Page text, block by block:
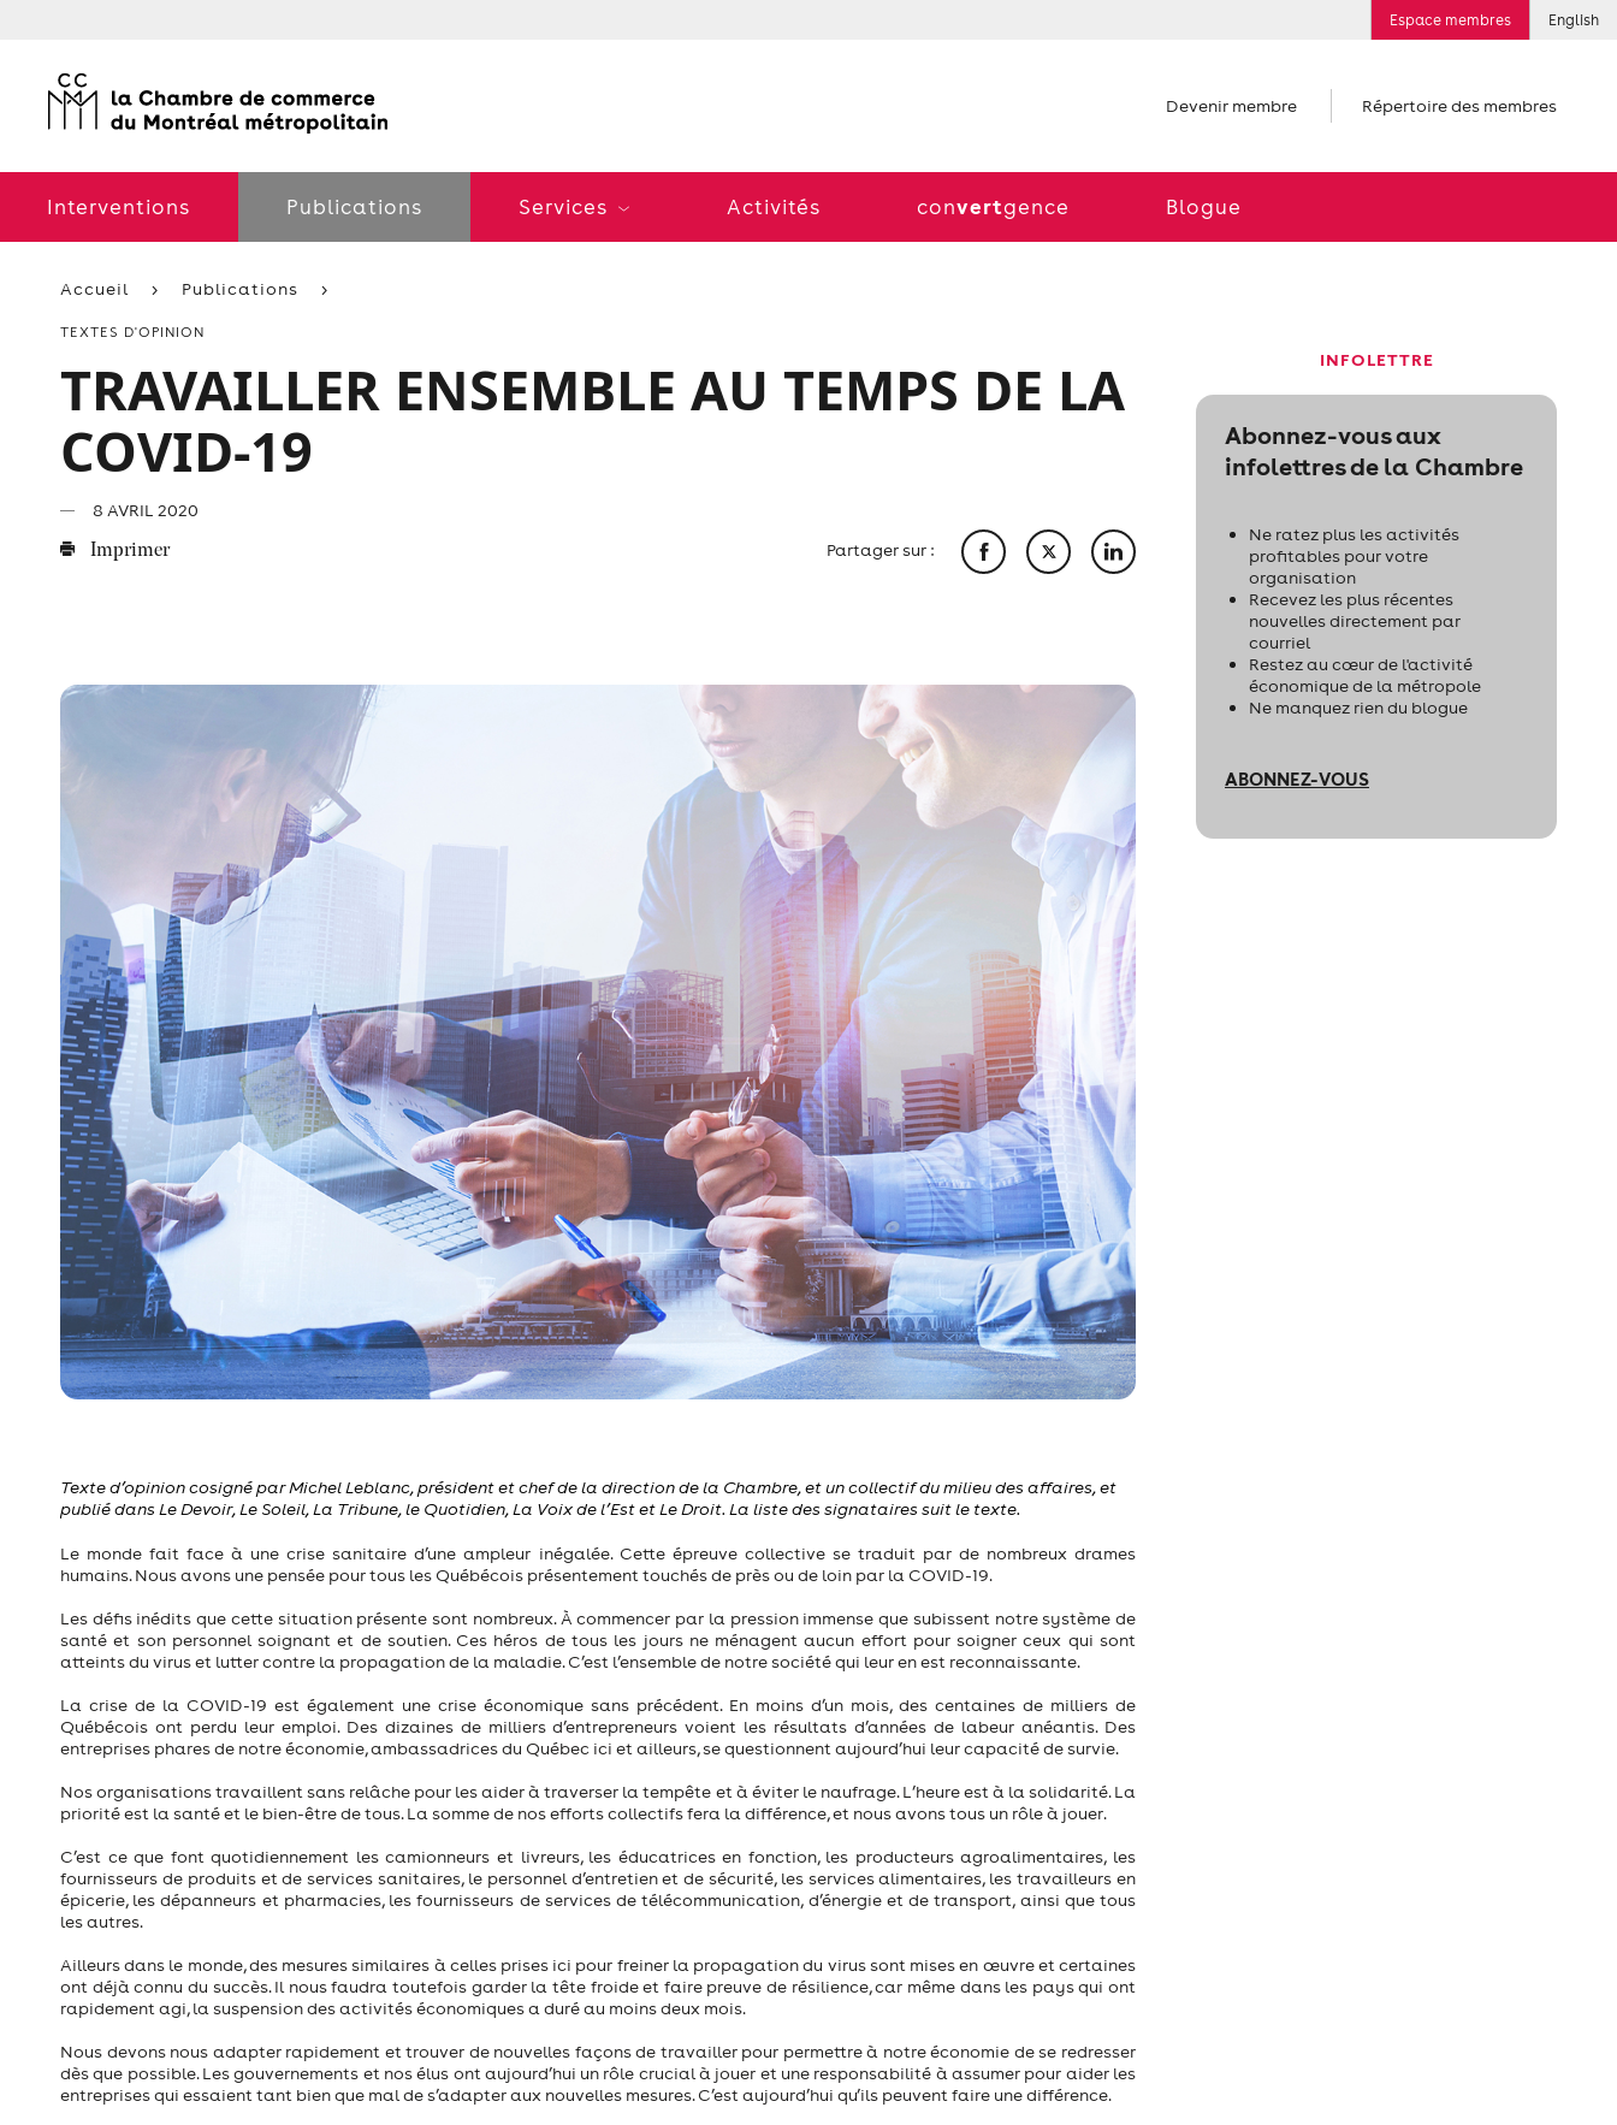
Espace membres English
Devenir membre Répertoire des membres
Interventions Publications Services Activités convertgence Blogue
Accueil Publications
INFOLETTRE
Abonnez-vous aux
infolettres de la Chambre
Ne ratez plus les activités
profitables pour votre
organisation
Recevez les plus récentes
nouvelles directement par
courriel
Restez au cœur de l'activité
économique de la métropole
Ne manquez rien du blogue
ABONNEZ-VOUS
TEXTES D'OPINION
TRAVAILLER ENSEMBLE AU TEMPS DE LA
COVID-19
8 AVRIL 2020
Imprimer Partager sur :
Texte d’opinion cosigné par Michel Leblanc, président et chef de la direction de la Chambre, et un collectif du milieu des affaires, et
publié dans Le Devoir, Le Soleil, La Tribune, le Quotidien, La Voix de l’Est et Le Droit. La liste des signataires suit le texte.
Le monde fait face à une crise sanitaire d’une ampleur inégalée. Cette épreuve collective se traduit par de nombreux drames
humains. Nous avons une pensée pour tous les Québécois présentement touchés de près ou de loin par la COVID-19.
Les défis inédits que cette situation présente sont nombreux. À commencer par la pression immense que subissent notre système de
santé et son personnel soignant et de soutien. Ces héros de tous les jours ne ménagent aucun effort pour soigner ceux qui sont
atteints du virus et lutter contre la propagation de la maladie. C’est l’ensemble de notre société qui leur en est reconnaissante.
La crise de la COVID-19 est également une crise économique sans précédent. En moins d’un mois, des centaines de milliers de
Québécois ont perdu leur emploi. Des dizaines de milliers d’entrepreneurs voient les résultats d’années de labeur anéantis. Des
entreprises phares de notre économie, ambassadrices du Québec ici et ailleurs, se questionnent aujourd’hui leur capacité de survie.
Nos organisations travaillent sans relâche pour les aider à traverser la tempête et à éviter le naufrage. L’heure est à la solidarité. La
priorité est la santé et le bien-être de tous. La somme de nos efforts collectifs fera la différence, et nous avons tous un rôle à jouer.
C’est ce que font quotidiennement les camionneurs et livreurs, les éducatrices en fonction, les producteurs agroalimentaires, les
fournisseurs de produits et de services sanitaires, le personnel d’entretien et de sécurité, les services alimentaires, les travailleurs en
épicerie, les dépanneurs et pharmacies, les fournisseurs de services de télécommunication, d’énergie et de transport, ainsi que tous
les autres.
Ailleurs dans le monde, des mesures similaires à celles prises ici pour freiner la propagation du virus sont mises en œuvre et certaines
ont déjà connu du succès. Il nous faudra toutefois garder la tête froide et faire preuve de résilience, car même dans les pays qui ont
rapidement agi, la suspension des activités économiques a duré au moins deux mois.
Nous devons nous adapter rapidement et trouver de nouvelles façons de travailler pour permettre à notre économie de se redresser
dès que possible. Les gouvernements et nos élus ont aujourd’hui un rôle crucial à jouer et une responsabilité à assumer pour aider les
entreprises qui essaient tant bien que mal de s’adapter aux nouvelles mesures. C’est aujourd’hui qu’ils peuvent faire une différence.